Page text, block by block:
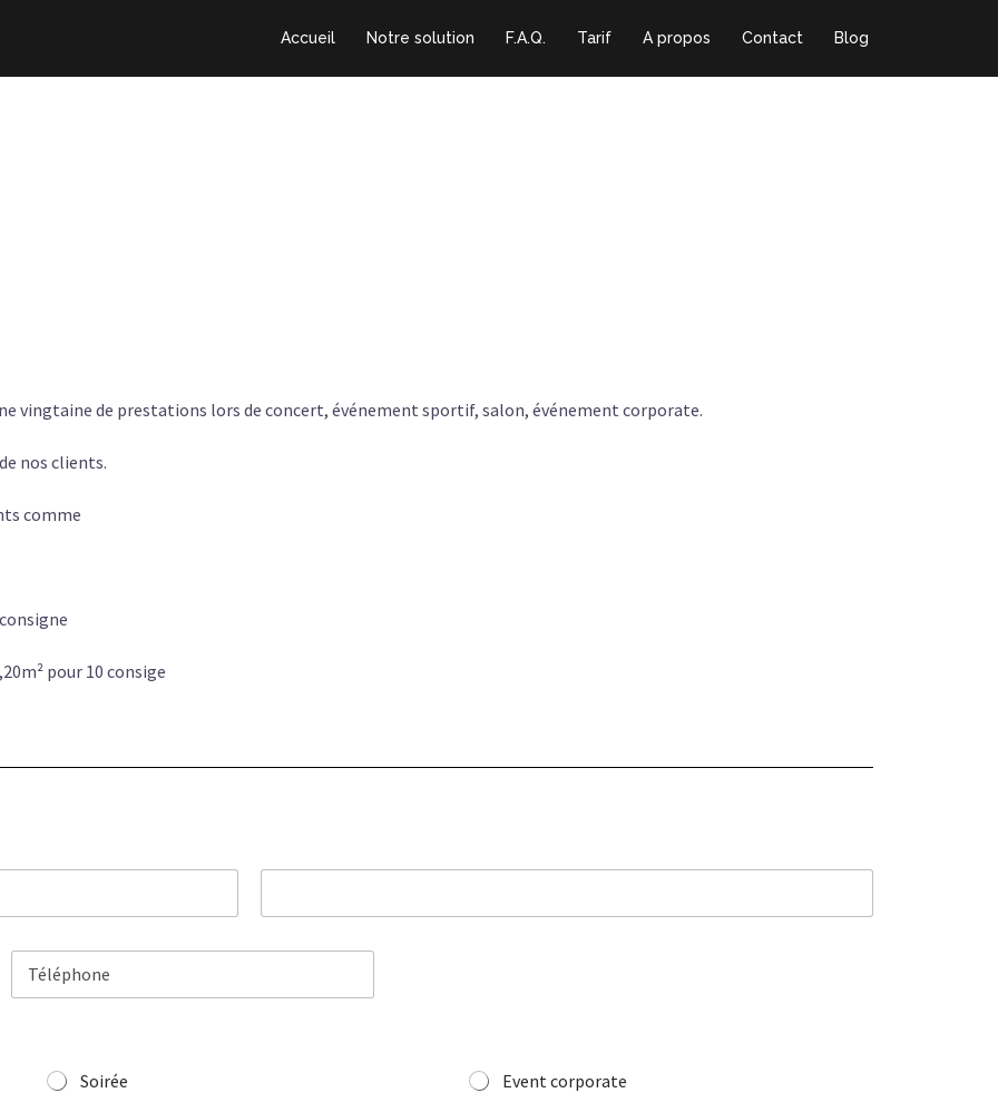
Accueil Notre solution F.A.Q. Tarif A propos Contact Blog
vingtaine de prestations lors de concert, événement sportif, salon, événement corporate.
nos clients.
comme
pour 10 consige
Soirée Event corporate